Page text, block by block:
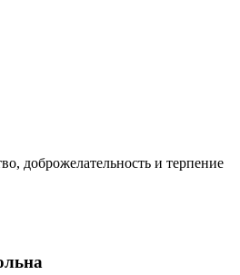
доброжелательность и терпение